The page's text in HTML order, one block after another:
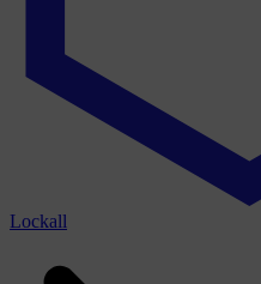
Lockall